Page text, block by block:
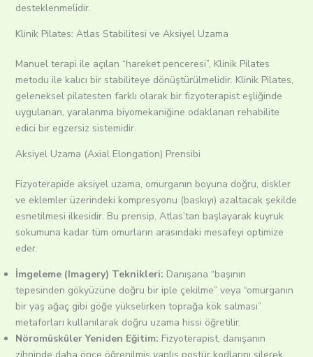
desteklenmelidir.
Klinik Pilates: Atlas Stabilitesi ve Aksiyel Uzama
Manuel terapi ile açılan “hareket penceresi”, Klinik Pilates
metodu ile kalıcı bir stabiliteye dönüştürülmelidir. Klinik Pilates,
geleneksel pilatesten farklı olarak bir fizyoterapist eşliğinde
uygulanan, yaralanma biyomekaniğine odaklanan rehabilite
edici bir egzersiz sistemidir.
Aksiyel Uzama (Axial Elongation) Prensibi
Fizyoterapide aksiyel uzama, omurganın boyuna doğru, diskler
ve eklemler üzerindeki kompresyonu (baskıyı) azaltacak şekilde
esnetilmesi ilkesidir. Bu prensip, Atlas’tan başlayarak kuyruk
sokumuna kadar tüm omurların arasındaki mesafeyi optimize
eder.
İmgeleme (Imagery) Teknikleri: Danışana “başının
tepesinden gökyüzüne doğru bir iple çekilme” veya “omurganın
bir yaş ağaç gibi göğe yükselirken toprağa kök salması”
metaforları kullanılarak doğru uzama hissi öğretilir.
Nöromüsküler Yeniden Eğitim: Fizyoterapist, danışanın